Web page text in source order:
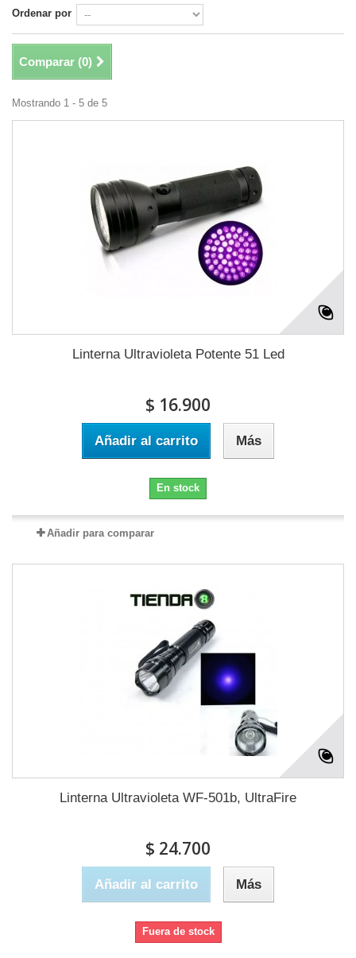
Ordenar por
Comparar (0)
Mostrando 1 - 5 de 5
Linterna Ultravioleta Potente 51 Led
$ 16.900
Añadir al carrito Más
En stock
Añadir para comparar
Linterna Ultravioleta WF-501b, UltraFire
$ 24.700
Añadir al carrito Más
Fuera de stock